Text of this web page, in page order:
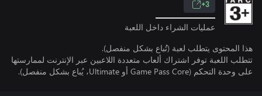
3+
عمليات الشراء داخل اللعبة
هذا المحتوى يتطلب لعبة (تُباع بشكل منفصل).
تتطلب اللعبة توفر اشتراك ألعاب متعددة اللاعبين عبر الإنترنت لممارستها
على وحدة التحكم (Game Pass Core أو Ultimate، يُباع بشكل منفصل).